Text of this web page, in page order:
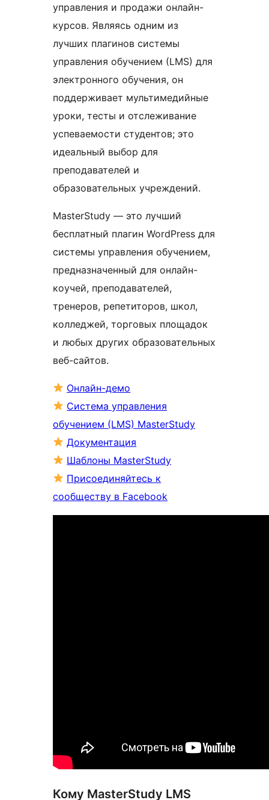
управления и продажи онлайн-
курсов. Являясь одним из
лучших плагинов системы
управления обучением (LMS) для
электронного обучения, он
поддерживает мультимедийные
уроки, тесты и отслеживание
успеваемости студентов; это
идеальный выбор для
преподавателей и
образовательных учреждений.
MasterStudy — это лучший
бесплатный плагин WordPress для
системы управления обучением,
предназначенный для онлайн-
коучей, преподавателей,
тренеров, репетиторов, школ,
колледжей, торговых площадок
и любых других образовательных
веб-сайтов.
Онлайн-демо
Система управления
обучением (LMS) MasterStudy
Документация
Шаблоны MasterStudy
Присоединяйтесь к
сообществу в Facebook
Кому MasterStudy LMS